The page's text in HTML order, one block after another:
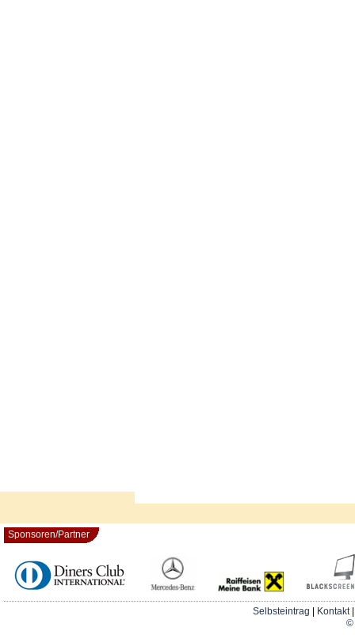
Sponsoren/Partner
Selbsteintrag Kontakt
©